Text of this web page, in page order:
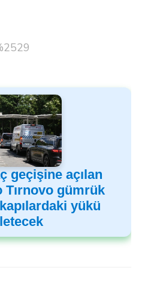
geçişine açılan
Tırnovo gümrük
yükü